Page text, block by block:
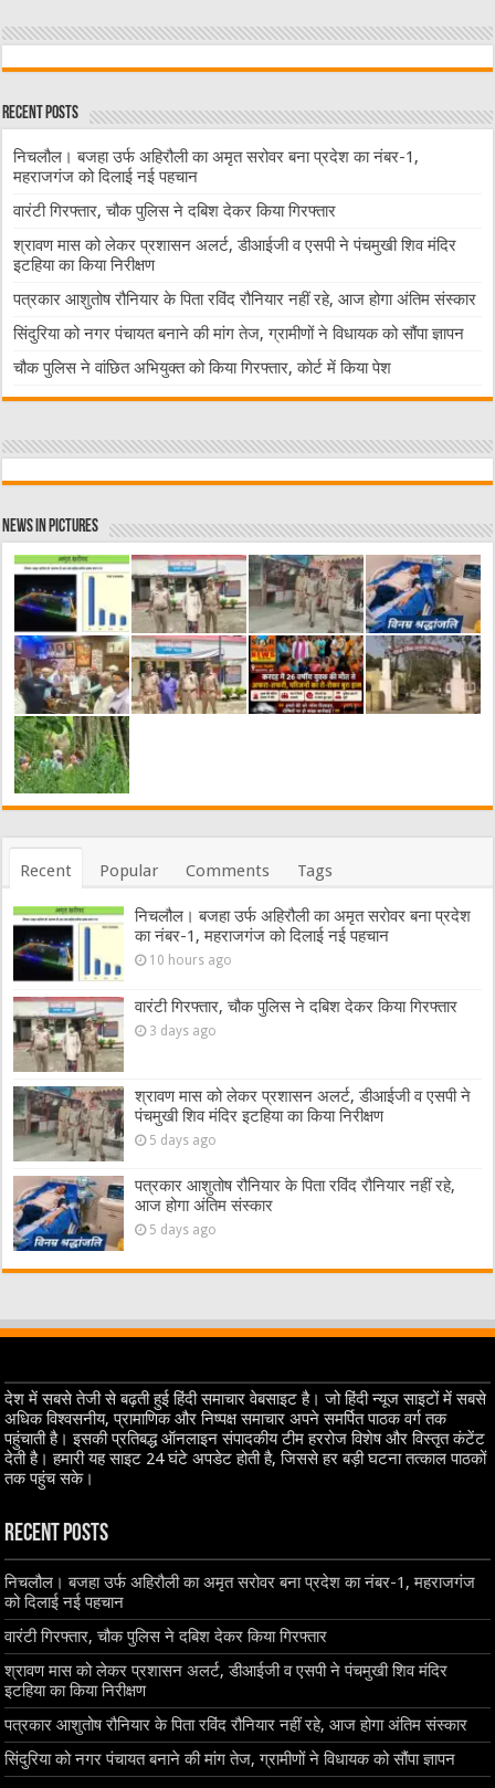
Recent Posts
निचलौल। बजहा उर्फ अहिरौली का अमृत सरोवर बना प्रदेश का नंबर-1,
महराजगंज को दिलाई नई पहचान
वारंटी गिरफ्तार, चौक पुलिस ने दबिश देकर किया गिरफ्तार
श्रावण मास को लेकर प्रशासन अलर्ट, डीआईजी व एसपी ने पंचमुखी शिव मंदिर
इटहिया का किया निरीक्षण
पत्रकार आशुतोष रौनियार के पिता रविंद रौनियार नहीं रहे, आज होगा अंतिम संस्कार
सिंदुरिया को नगर पंचायत बनाने की मांग तेज, ग्रामीणों ने विधायक को सौंपा ज्ञापन
चौक पुलिस ने वांछित अभियुक्त को किया गिरफ्तार, कोर्ट में किया पेश
News in Pictures
Recent Popular Comments Tags
निचलौल। बजहा उर्फ अहिरौली का अमृत सरोवर बना प्रदेश
का नंबर-1, महराजगंज को दिलाई नई पहचान
10 hours ago
वारंटी गिरफ्तार, चौक पुलिस ने दबिश देकर किया गिरफ्तार
3 days ago
श्रावण मास को लेकर प्रशासन अलर्ट, डीआईजी व एसपी ने
पंचमुखी शिव मंदिर इटहिया का किया निरीक्षण
5 days ago
पत्रकार आशुतोष रौनियार के पिता रविंद रौनियार नहीं रहे,
आज होगा अंतिम संस्कार
5 days ago
देश में सबसे तेजी से बढ़ती हुई हिंदी समाचार वेबसाइट है। जो हिंदी न्यूज साइटों में सबसे
अधिक विश्वसनीय, प्रामाणिक और निष्पक्ष समाचार अपने समर्पित पाठक वर्ग तक
पहुंचाती है। इसकी प्रतिबद्ध ऑनलाइन संपादकीय टीम हररोज विशेष और विस्तृत कंटेंट
देती है। हमारी यह साइट 24 घंटे अपडेट होती है, जिससे हर बड़ी घटना तत्काल पाठकों
तक पहुंच सके।
Recent Posts
निचलौल। बजहा उर्फ अहिरौली का अमृत सरोवर बना प्रदेश का नंबर-1, महराजगंज
को दिलाई नई पहचान
वारंटी गिरफ्तार, चौक पुलिस ने दबिश देकर किया गिरफ्तार
श्रावण मास को लेकर प्रशासन अलर्ट, डीआईजी व एसपी ने पंचमुखी शिव मंदिर
इटहिया का किया निरीक्षण
पत्रकार आशुतोष रौनियार के पिता रविंद रौनियार नहीं रहे, आज होगा अंतिम संस्कार
सिंदुरिया को नगर पंचायत बनाने की मांग तेज, ग्रामीणों ने विधायक को सौंपा ज्ञापन